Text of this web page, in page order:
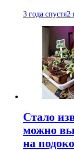
3 года спустя2
Стало
можно
на